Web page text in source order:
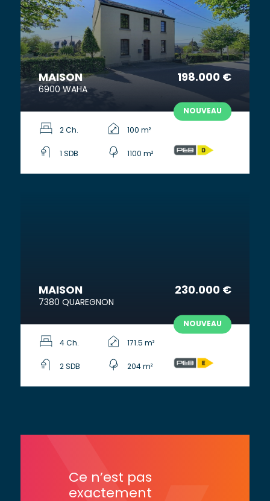
MAISON 198.000 €
6900 WAHA
NOUVEAU
2 Ch. 100 m²
1 SDB 1100 m²
MAISON 230.000 €
7380 QUAREGNON
NOUVEAU
4 Ch. 171.5 m²
2 SDB 204 m²
Ce n’est pas
exactement